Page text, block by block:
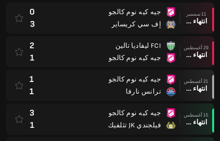
11 سبتمبر
انتهاء وقت المباراة
جيه كيه نوم كالجو
إف سي كريساير
0
3
29 أغسطس
انتهاء وقت المباراة
FCI ليفاديا تالين
جيه كيه نوم كالجو
2
1
21 أغسطس
انتهاء وقت المباراة
جيه كيه نوم كالجو
ترانس نارفا
1
1
15 أغسطس
انتهاء وقت المباراة
جيه كيه نوم كالجو
فيلجندي JK تثلفيك
3
1